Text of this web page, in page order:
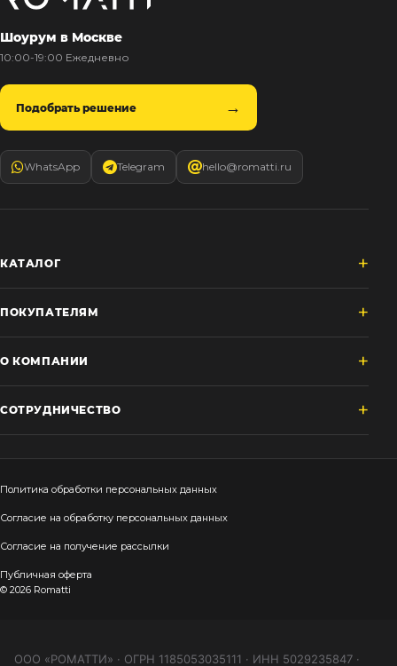
Шоурум в Москве
10:00-19:00 Ежедневно
Подобрать решение
WhatsApp Telegram hello@romatti.ru
КАТАЛОГ
ПОКУПАТЕЛЯМ
О КОМПАНИИ
СОТРУДНИЧЕСТВО
Политика обработки персональных данных
Согласие на обработку персональных данных
Согласие на получение рассылки
Публичная оферта
© 2026 Romatti
ООО «РОМАТТИ» · ОГРН 1185053035111 · ИНН 5029235847 ·